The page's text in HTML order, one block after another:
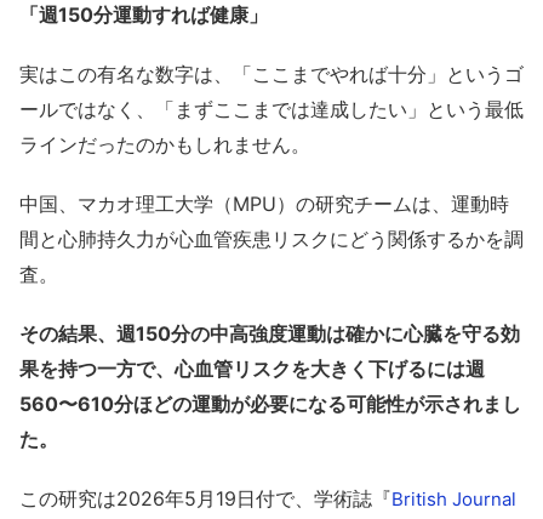
「週150分運動すれば健康」
実はこの有名な数字は、「ここまでやれば十分」というゴ
ールではなく、「まずここまでは達成したい」という最低
ラインだったのかもしれません。
中国、マカオ理工大学（MPU）の研究チームは、運動時
間と心肺持久力が心血管疾患リスクにどう関係するかを調
査。
その結果、週150分の中高強度運動は確かに心臓を守る効
果を持つ一方で、心血管リスクを大きく下げるには週
560〜610分ほどの運動が必要になる可能性が示されまし
た。
この研究は2026年5月19日付で、学術誌『British Journal